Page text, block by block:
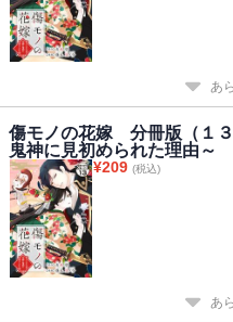
あ
傷モノの花嫁 分冊版（１
鬼神に見初められた理由～
¥209 (税込)
あ